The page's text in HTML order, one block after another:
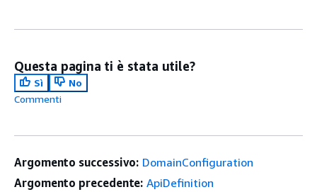
Questa pagina ti è stata utile?
Sì
No
Commenti
Argomento successivo: DomainConfiguration
Argomento precedente: ApiDefinition